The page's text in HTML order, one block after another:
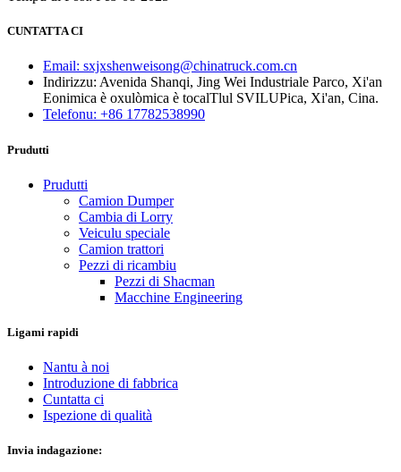
CUNTATTA CI
Email: sxjxshenweisong@chinatruck.com.cn
Indirizzu: Avenida Shanqi, Jing Wei Industriale Parco, Xi'an
Eonimica è oxulòmica è tocalTlul SVILUPica, Xi'an, Cina.
Telefonu: +86 17782538990
Prudutti
Prudutti
Camion Dumper
Cambia di Lorry
Veiculu speciale
Camion trattori
Pezzi di ricambiu
Pezzi di Shacman
Macchine Engineering
Ligami rapidi
Nantu à noi
Introduzione di fabbrica
Cuntatta ci
Ispezione di qualità
Invia indagazione: